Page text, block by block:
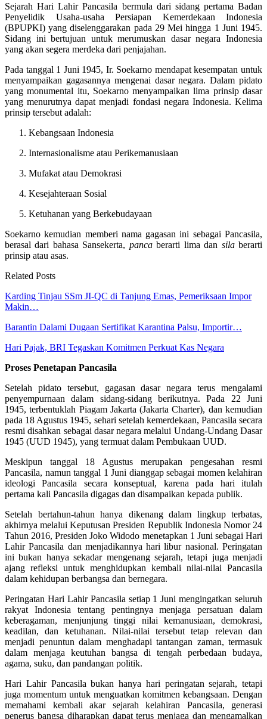
Sejarah Hari Lahir Pancasila bermula dari sidang pertama Badan
Penyelidik Usaha-usaha Persiapan Kemerdekaan Indonesia
(BPUPKI) yang diselenggarakan pada 29 Mei hingga 1 Juni 1945.
Sidang ini bertujuan untuk merumuskan dasar negara Indonesia
yang akan segera merdeka dari penjajahan.
Pada tanggal 1 Juni 1945, Ir. Soekarno mendapat kesempatan untuk
menyampaikan gagasannya mengenai dasar negara. Dalam pidato
yang monumental itu, Soekarno menyampaikan lima prinsip dasar
yang menurutnya dapat menjadi fondasi negara Indonesia. Kelima
prinsip tersebut adalah:
Kebangsaan Indonesia
Internasionalisme atau Perikemanusiaan
Mufakat atau Demokrasi
Kesejahteraan Sosial
Ketuhanan yang Berkebudayaan
Soekarno kemudian memberi nama gagasan ini sebagai Pancasila,
berasal dari bahasa Sansekerta, pancaberarti lima dan silaberarti
prinsip atau asas.
Related Posts
Karding Tinjau SSm JI-QC di Tanjung Emas, Pemeriksaan Impor
Makin…
Barantin Dalami Dugaan Sertifikat Karantina Palsu, Importir…
Hari Pajak, BRI Tegaskan Komitmen Perkuat Kas Negara
Proses Penetapan Pancasila
Setelah pidato tersebut, gagasan dasar negara terus mengalami
penyempurnaan dalam sidang-sidang berikutnya. Pada 22 Juni
1945, terbentuklah Piagam Jakarta (Jakarta Charter), dan kemudian
pada 18 Agustus 1945, sehari setelah kemerdekaan, Pancasila secara
resmi disahkan sebagai dasar negara melalui Undang-Undang Dasar
1945 (UUD 1945), yang termuat dalam Pembukaan UUD.
Meskipun tanggal 18 Agustus merupakan pengesahan resmi
Pancasila, namun tanggal 1 Juni dianggap sebagai momen kelahiran
ideologi Pancasila secara konseptual, karena pada hari itulah
pertama kali Pancasila digagas dan disampaikan kepada publik.
Setelah bertahun-tahun hanya dikenang dalam lingkup terbatas,
akhirnya melalui Keputusan Presiden Republik Indonesia Nomor 24
Tahun 2016, Presiden Joko Widodo menetapkan 1 Juni sebagai Hari
Lahir Pancasila dan menjadikannya hari libur nasional. Peringatan
ini bukan hanya sekadar mengenang sejarah, tetapi juga menjadi
ajang refleksi untuk menghidupkan kembali nilai-nilai Pancasila
dalam kehidupan berbangsa dan bernegara.
Peringatan Hari Lahir Pancasila setiap 1 Juni mengingatkan seluruh
rakyat Indonesia tentang pentingnya menjaga persatuan dalam
keberagaman, menjunjung tinggi nilai kemanusiaan, demokrasi,
keadilan, dan ketuhanan. Nilai-nilai tersebut tetap relevan dan
menjadi penuntun dalam menghadapi tantangan zaman, termasuk
dalam menjaga keutuhan bangsa di tengah perbedaan budaya,
agama, suku, dan pandangan politik.
Hari Lahir Pancasila bukan hanya hari peringatan sejarah, tetapi
juga momentum untuk menguatkan komitmen kebangsaan. Dengan
memahami kembali akar sejarah kelahiran Pancasila, generasi
penerus bangsa diharapkan dapat terus menjaga dan mengamalkan